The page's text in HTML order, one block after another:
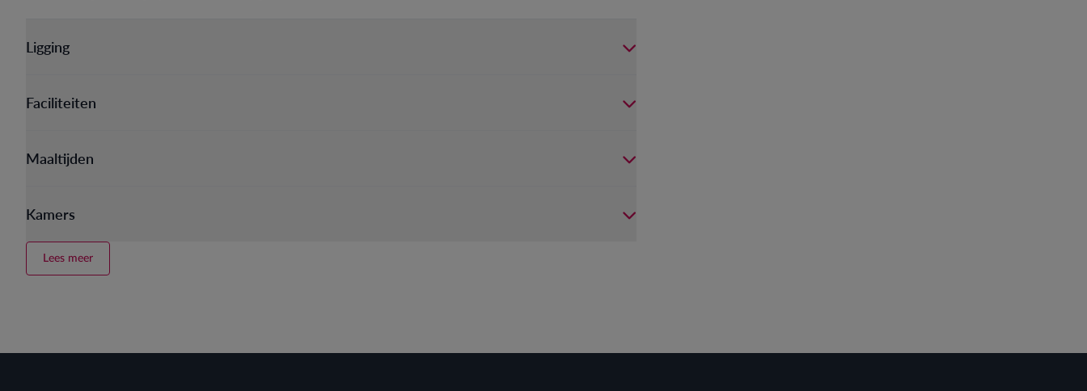
Ligging
Faciliteiten
Maaltijden
Kamers
Lees meer